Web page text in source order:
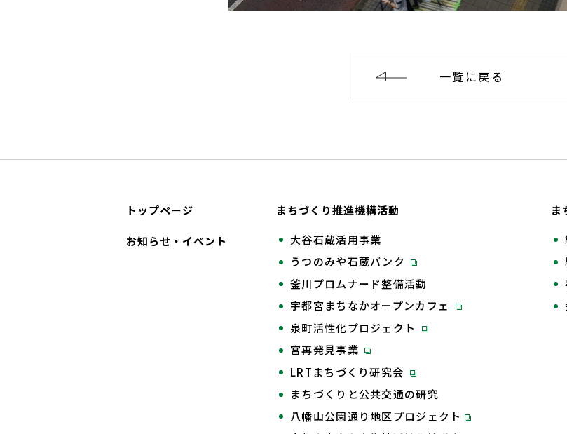
一覧に戻る
トップページ
お知らせ・イベント
まちづくり推進機構活動
大谷石蔵活用事業
うつのみや石蔵バンク
釜川プロムナード整備活動
宇都宮まちなかオープンカフェ
泉町活性化プロジェクト
宮再発見事業
LRTまちづくり研究会
まちづくりと公共交通の研究
八幡山公園通り地区プロジェクト
ま